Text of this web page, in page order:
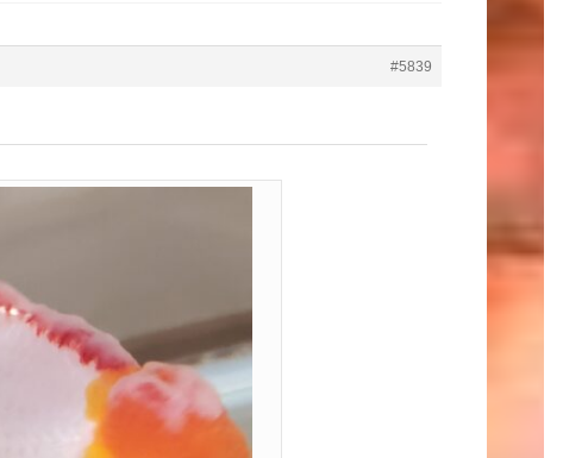
#5839